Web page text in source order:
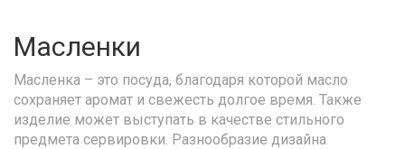
Масленки
Масленка – это посуда, благодаря которой масло
сохраняет аромат и свежесть долгое время. Также
изделие может выступать в качестве стильного
предмета сервировки. Разнообразие дизайна